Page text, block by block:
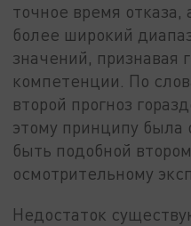
точное время отказа,
более широкий
значений, признавая
компетенции. По
второй прогноз
этому принципу была
быть подобной
осмотрительному
Недостаток